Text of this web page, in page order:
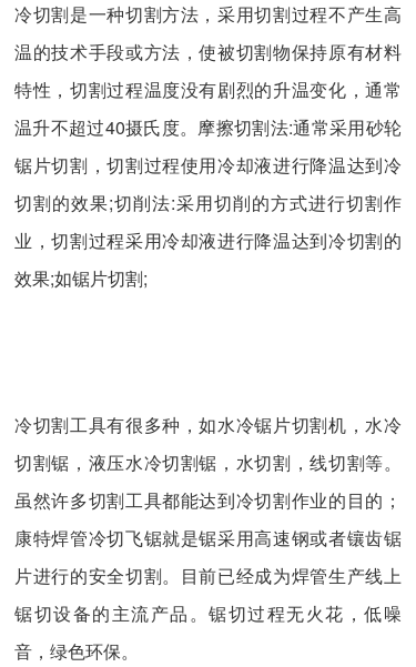
冷切割是一种切割方法，采用切割过程不产生高
温的技术手段或方法，使被切割物保持原有材料
特性，切割过程温度没有剧烈的升温变化，通常
温升不超过40摄氏度。摩擦切割法:通常采用砂轮
锯片切割，切割过程使用冷却液进行降温达到冷
切割的效果;切削法:采用切削的方式进行切割作
业，切割过程采用冷却液进行降温达到冷切割的
效果;如锯片切割;
冷切割工具有很多种，如水冷锯片切割机，水冷
切割锯，液压水冷切割锯，水切割，线切割等。
虽然许多切割工具都能达到冷切割作业的目的；
康特焊管冷切飞锯就是锯采用高速钢或者镶齿锯
片进行的安全切割。目前已经成为焊管生产线上
锯切设备的主流产品。锯切过程无火花，低噪
音，绿色环保。